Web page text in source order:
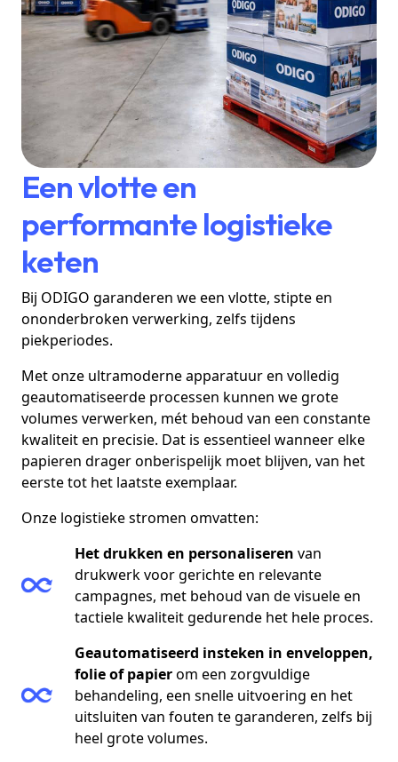
Een vlotte en
performante logistieke
keten
Bij ODIGO garanderen we een vlotte, stipte en
ononderbroken verwerking, zelfs tijdens
piekperiodes.
Met onze ultramoderne apparatuur en volledig
geautomatiseerde processen kunnen we grote
volumes verwerken, mét behoud van een constante
kwaliteit en precisie. Dat is essentieel wanneer elke
papieren drager onberispelijk moet blijven, van het
eerste tot het laatste exemplaar.
Onze logistieke stromen omvatten:
Het drukken en personaliseren van
drukwerk voor gerichte en relevante
campagnes, met behoud van de visuele en
tactiele kwaliteit gedurende het hele proces.
Geautomatiseerd insteken in enveloppen,
folie of papierom een zorgvuldige
behandeling, een snelle uitvoering en het
uitsluiten van fouten te garanderen, zelfs bij
heel grote volumes.